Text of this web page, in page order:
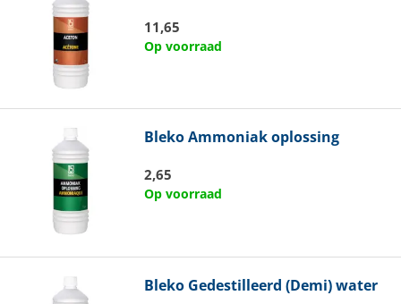
11,65
Op voorraad
BlekoAmmoniak oplossing
2,65
Op voorraad
Bleko Gedestilleerd (Demi) water